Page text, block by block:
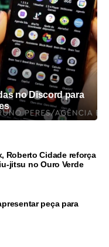
no Discord para
Roberto Cidade reforça
jitsu no Ouro Verde
peça para